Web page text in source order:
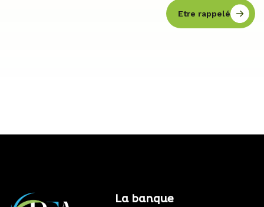
Etre rappelé
La banque